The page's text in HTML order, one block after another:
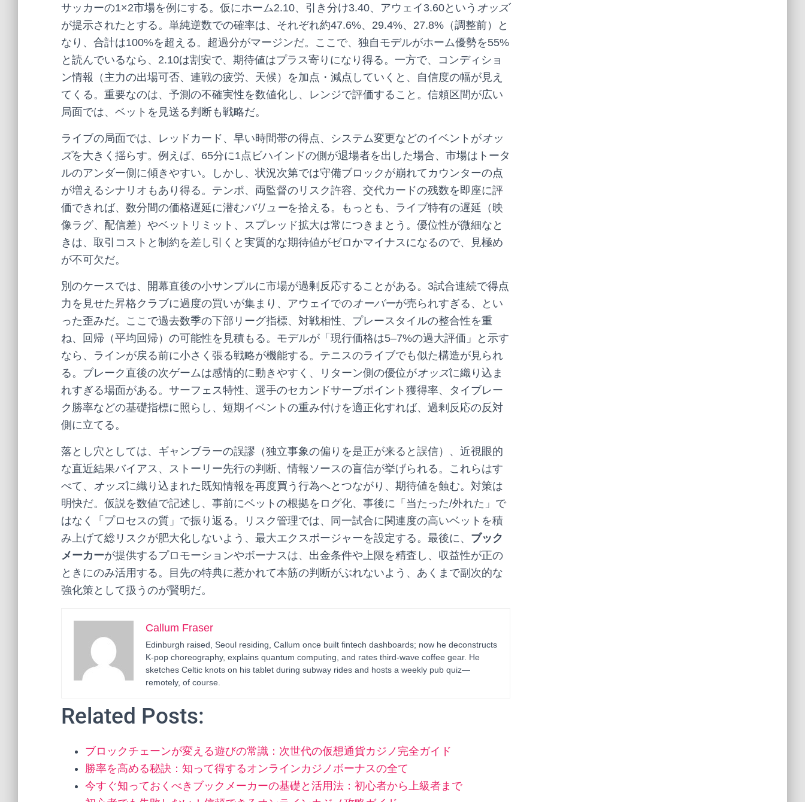
サッカーの1×2市場を例にする。仮にホーム2.10、引き分け3.40、アウェイ3.60という オッズ
が提示されたとする。単純逆数での確率は、それぞれ約47.6%、29.4%、27.8%（調整前）と
なり、合計は100%を超える。超過分がマージンだ。ここで、独自モデルがホーム優勢を55%
と読んでいるなら、2.10は割安で、期待値はプラス寄りになり得る。一方で、コンディショ
ン情報（主力の出場可否、連戦の疲労、天候）を加点・減点していくと、自信度の幅が見え
てくる。重要なのは、予測の不確実性を数値化し、レンジで評価すること。信頼区間が広い
局面では、ベットを見送る判断も戦略だ。
ライブの局面では、レッドカード、早い時間帯の得点、システム変更などのイベントがオッ
ズを大きく揺らす。例えば、65分に1点ビハインドの側が退場者を出した場合、市場はトータ
ルのアンダー側に傾きやすい。しかし、状況次第では守備ブロックが崩れてカウンターの点
が増えるシナリオもあり得る。テンポ、両監督のリスク許容、交代カードの残数を即座に評
価できれば、数分間の価格遅延に潜むバリューを拾える。もっとも、ライブ特有の遅延（映
像ラグ、配信差）やベットリミット、スプレッド拡大は常につきまとう。優位性が微細なと
きは、取引コストと制約を差し引くと実質的な期待値がゼロかマイナスになるので、見極め
が不可欠だ。
別のケースでは、開幕直後の小サンプルに市場が過剰反応することがある。3試合連続で得点
力を見せた昇格クラブに過度の買いが集まり、アウェイでのオーバーが売られすぎる、とい
った歪みだ。ここで過去数季の下部リーグ指標、対戦相性、プレースタイルの整合性を重
ね、回帰（平均回帰）の可能性を見積もる。モデルが「現行価格は5–7%の過大評価」と示す
なら、ラインが戻る前に小さく張る戦略が機能する。テニスのライブでも似た構造が見られ
る。ブレーク直後の次ゲームは感情的に動きやすく、リターン側の優位がオッズに織り込ま
れすぎる場面がある。サーフェス特性、選手のセカンドサーブポイント獲得率、タイブレー
ク勝率などの基礎指標に照らし、短期イベントの重み付けを適正化すれば、過剰反応の反対
側に立てる。
落とし穴としては、ギャンブラーの誤謬（独立事象の偏りを是正が来ると誤信）、近視眼的
な直近結果バイアス、ストーリー先行の判断、情報ソースの盲信が挙げられる。これらはす
べて、 オッズに織り込まれた既知情報を再度買う行為へとつながり、期待値を蝕む。対策は
明快だ。仮説を数値で記述し、事前にベットの根拠をログ化、事後に「当たった/外れた」で
はなく「プロセスの質」で振り返る。リスク管理では、同一試合に関連度の高いベットを積
み上げて総リスクが肥大化しないよう、最大エクスポージャーを設定する。最後に、 ブック
メーカーが提供するプロモーションやボーナスは、出金条件や上限を精査し、収益性が正の
ときにのみ活用する。目先の特典に惹かれて本筋の判断がぶれないよう、あくまで副次的な
強化策として扱うのが賢明だ。
Callum Fraser
Edinburgh raised, Seoul residing, Callum once built fintech dashboards; now he deconstructs
K-pop choreography, explains quantum computing, and rates third-wave coffee gear. He
sketches Celtic knots on his tablet during subway rides and hosts a weekly pub quiz—
remotely, of course.
Related Posts:
ブロックチェーンが変える遊びの常識：次世代の仮想通貨カジノ完全ガイド
勝率を高める秘訣：知って得するオンラインカジノボーナスの全て
今すぐ知っておくべきブックメーカーの基礎と活用法：初心者から上級者まで